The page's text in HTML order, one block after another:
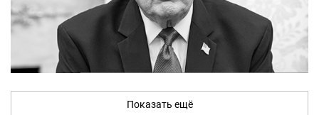
Показать ещё